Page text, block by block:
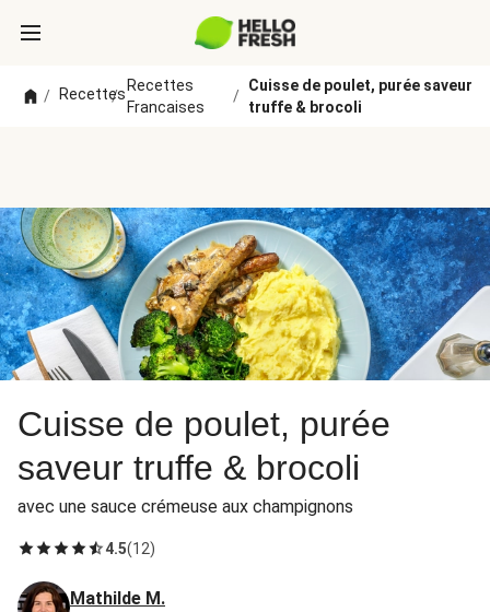
/ Recettes
/
Recettes
Francaises
/
Cuisse de poulet, purée saveur
truffe & brocoli
Cuisse de poulet, purée
saveur truffe & brocoli
avec une sauce crémeuse aux champignons
4.5(12)
Mathilde M.